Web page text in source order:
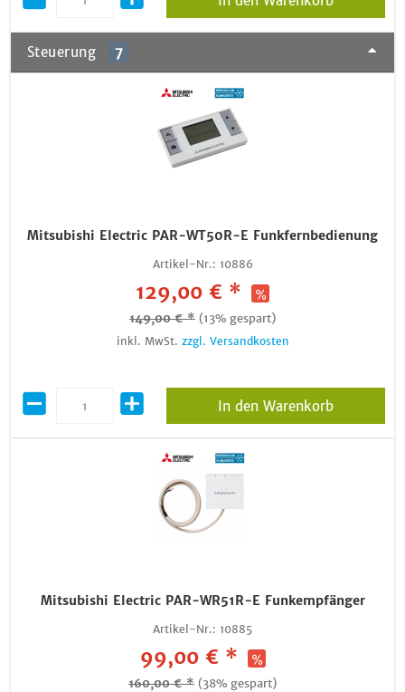
Steuerung 7
Mitsubishi Electric PAR-WT50R-E Funkfernbedienung
Artikel-Nr.: 10886
129,00 € *
149,00 € * (13% gespart)
inkl. MwSt. zzgl. Versandkosten
In den Warenkorb
Mitsubishi Electric PAR-WR51R-E Funkempfänger
Artikel-Nr.: 10885
99,00 € *
160,00 € * (38% gespart)